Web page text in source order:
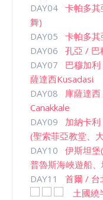
DAY04 卡帕多
舞)
DAY05 卡帕多
DAY06 孔亞 / 巴
DAY07 巴穆加
薩達西Kusadasi
DAY08 庫薩達
Canakkale
DAY09 加納卡
(聖索菲亞教堂、
DAY10 伊斯坦
普魯斯海峽遊船
DAY11 首爾 / 台
土國繞